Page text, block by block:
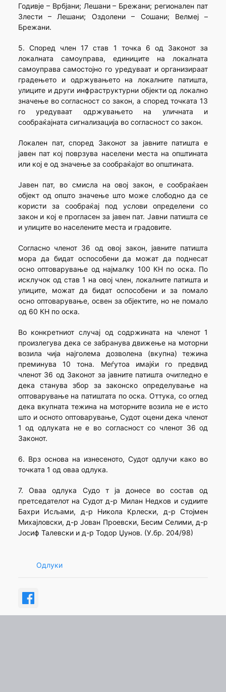
Годивје – Врбјани; Лешани – Брежани; регионален пат
Злести – Лешани; Оздолени – Сошани; Велмеј –
Брежани.
5. Според член 17 став 1 точка 6 од Законот за
локалната самоуправа, единиците на локалната
самоуправа самостојно го уредуваат и организираат
градењето и одржувањето на локалните патишта,
улиците и други инфраструктурни објекти од локално
значење во согласност со закон, а според точката 13
го уредуваат одржувањето на уличната и
сообраќајната сигнализација во согласност со закон.
Локален пат, според Законот за јавните патишта е
јавен пат кој поврзува населени места на општината
или кој е од значење за сообраќајот во општината.
Јавен пат, во смисла на овој закон, е сообраќаен
објект од општо значење што може слободно да се
користи за сообраќај под услови определени со
закон и кој е прогласен за јавен пат. Јавни патишта се
и улиците во населените места и градовите.
Согласно членот 36 од овој закон, јавните патишта
мора да бидат оспособени да можат да поднесат
осно оптоварување од најмалку 100 КН по оска. По
исклучок од став 1 на овој член, локалните патишта и
улиците, можат да бидат оспособени и за помало
осно оптоварување, освен за објектите, но не помало
од 60 КН по оска.
Во конкретниот случај од содржината на членот 1
произлегува дека се забранува движење на моторни
возила чија најголема дозволена (вкупна) тежина
преминува 10 тона. Меѓутоа имајќи го предвид
членот 36 од Законот за јавните патишта очигледно е
дека станува збор за законско определување на
оптоварување на патиштата по оска. Оттука, со оглед
дека вкупната тежина на моторните возила не е исто
што и осното оптоварување, Судот оцени дека членот
1 од одлуката не е во согласност со членот 36 од
Законот.
6. Врз основа на изнесеното, Судот одлучи како во
точката 1 од оваа одлука.
7. Оваа одлука Судо т ја донесе во состав од
претседателот на Судот д-р Милан Недков и судиите
Бахри Исљами, д-р Никола Крлески, д-р Стојмен
Михајловски, д-р Јован Проевски, Бесим Селими, д-р
Јосиф Талевски и д-р Тодор Џунов. (У.бр. 204/98)
Одлуки